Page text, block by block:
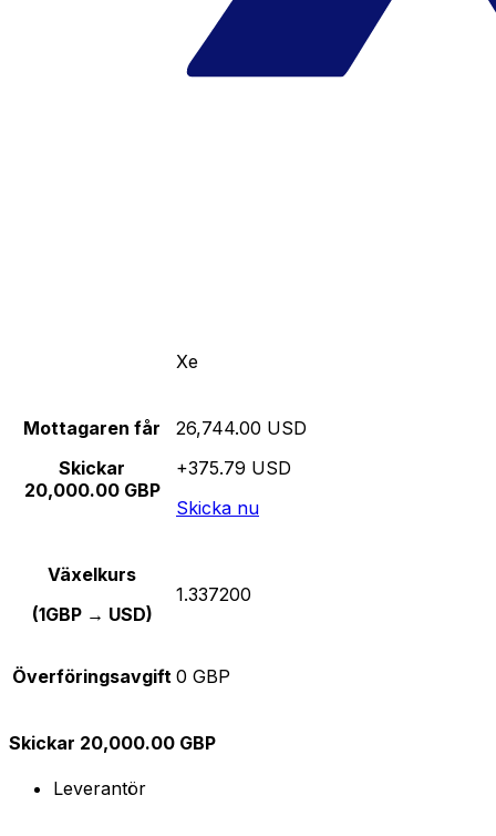
Xe
Mottagaren får
Skickar
20,000.00 GBP
26,744.00 USD
+375.79 USD
Skicka nu
Växelkurs
(1GBP → USD)
1.337200
Överföringsavgift 0 GBP
Skickar 20,000.00 GBP
Leverantör